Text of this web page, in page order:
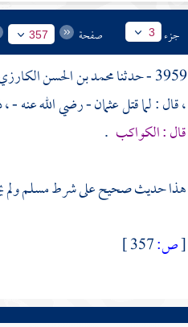
جزء 3 صفحة 357
3959 - حدثنا محمد بن الحسن
، قال : لما قتل عثمان - رضي الله عنه
قال : الكواكب .
هذا حديث صحيح على شرطمسلم
[ص: